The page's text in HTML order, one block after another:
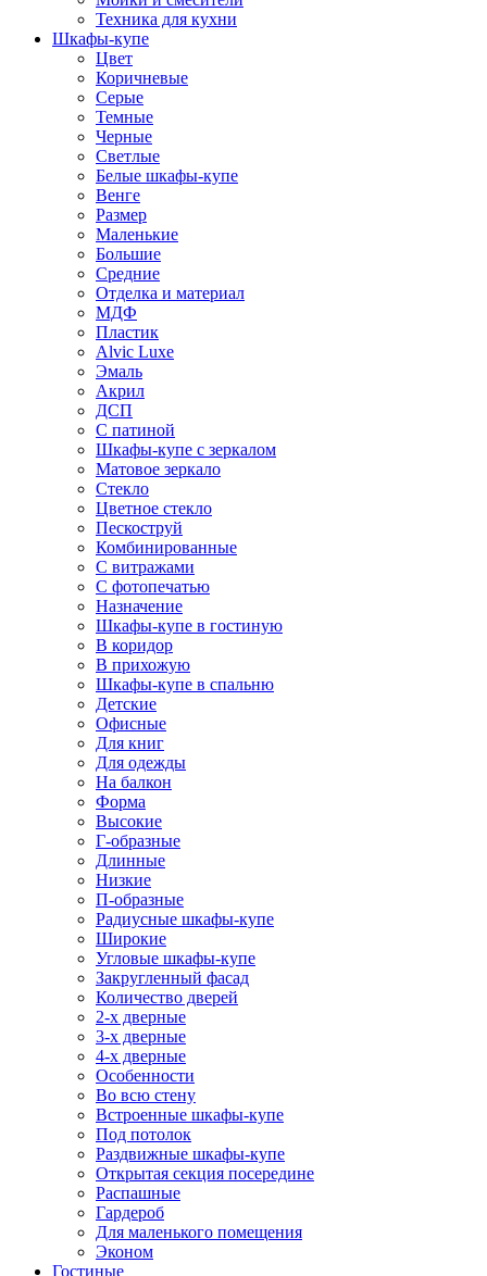
Техника для кухни
Шкафы-купе
Цвет
Коричневые
Серые
Темные
Черные
Светлые
Белые шкафы-купе
Венге
Размер
Маленькие
Большие
Средние
Отделка и материал
МДФ
Пластик
Alvic Luxe
Эмаль
Акрил
ДСП
С патиной
Шкафы-купе с зеркалом
Матовое зеркало
Стекло
Цветное стекло
Пескоструй
Комбинированные
С витражами
С фотопечатью
Назначение
Шкафы-купе в гостиную
В коридор
В прихожую
Шкафы-купе в спальню
Детские
Офисные
Для книг
Для одежды
На балкон
Форма
Высокие
Г-образные
Длинные
Низкие
П-образные
Радиусные шкафы-купе
Широкие
Угловые шкафы-купе
Закругленный фасад
Количество дверей
2-х дверные
3-х дверные
4-х дверные
Особенности
Во всю стену
Встроенные шкафы-купе
Под потолок
Раздвижные шкафы-купе
Открытая секция посередине
Распашные
Гардероб
Для маленького помещения
Эконом
Гостиные